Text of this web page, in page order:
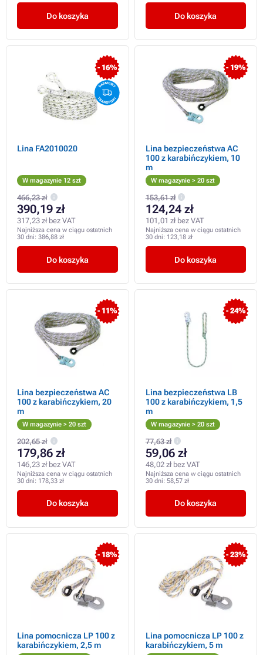
Do koszyka Do koszyka
- 16%
Lina FA2010020
W magazynie 12 szt
466,23 zł
390,19 zł
317,23 zł bez VAT
Najniższa cena w ciągu ostatnich
30 dni: 386,88 zł
Do koszyka
- 19%
Lina bezpieczeństwa AC
100 z karabińczykiem, 10
m
W magazynie > 20 szt
153,61 zł
124,24 zł
101,01 zł bez VAT
Najniższa cena w ciągu ostatnich
30 dni: 123,18 zł
Do koszyka
- 11%
Lina bezpieczeństwa AC
100 z karabińczykiem, 20
m
W magazynie > 20 szt
202,65 zł
179,86 zł
146,23 zł bez VAT
Najniższa cena w ciągu ostatnich
30 dni: 178,33 zł
Do koszyka
- 24%
Lina bezpieczeństwa LB
100 z karabińczykiem, 1,5
m
W magazynie > 20 szt
77,63 zł
59,06 zł
48,02 zł bez VAT
Najniższa cena w ciągu ostatnich
30 dni: 58,57 zł
Do koszyka
- 18%
Lina pomocnicza LP 100 z
karabińczykiem, 2,5 m
- 23%
Lina pomocnicza LP 100 z
karabińczykiem, 5 m